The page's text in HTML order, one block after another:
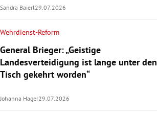
Sandra Baierl 29.07.2026
Wehrdienst-Reform
General Brieger: „Geistige
Landesverteidigung ist lange unter den
Tisch gekehrt worden“
Johanna Hager29.07.2026